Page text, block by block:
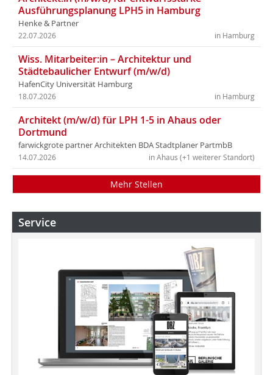
Ausführungsplanung LPH5 in Hamburg
Henke & Partner
in Hamburg
22.07.2026
Wiss. Mitarbeiter:in – Architektur und
Städtebaulicher Entwurf (m/w/d)
HafenCity Universität Hamburg
in Hamburg
18.07.2026
Architekt (m/w/d) für LPH 1-5 in Ahaus oder
Dortmund
farwickgrote partner Architekten BDA Stadtplaner PartmbB
in Ahaus (+1 weiterer Standort)
14.07.2026
Mehr Stellen
Service